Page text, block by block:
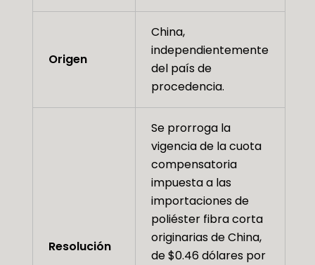
Origen
China,
independientemente
del país de
procedencia.
Resolución
Se prorroga la
vigencia de la cuota
compensatoria
impuesta a las
importaciones de
poliéster fibra corta
originarias de China,
de $0.46 dólares por